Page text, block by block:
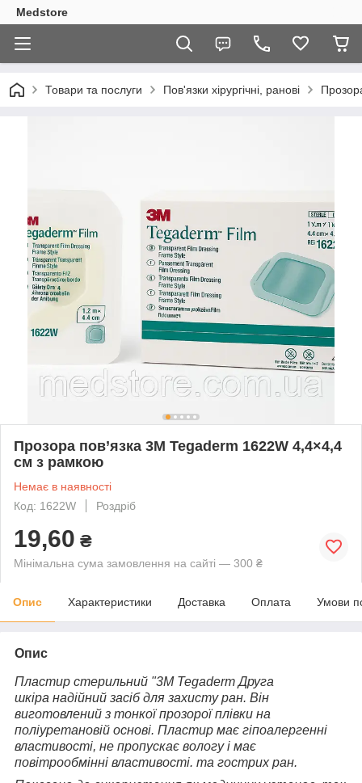
Medstore
Товари та послуги Пов'язки хірургічні, ранові
Прозора пов’язка 3M Tegaderm 1622W 4,4×4,4
см з рамкою
Немає в наявності
Код: 1622W
Роздріб
19,60 ₴
Мінімальна сума замовлення на сайті — 300 ₴
Опис Характеристики Доставка Оплата Умови
Опис
Пластир стерильний "3M Tegaderm Друга
шкіра надійний засіб для захисту ран. Він
виготовлений з тонкої прозорої плівки на
поліуретановій основі. Пластир має гіпоалергенні
властивості, не пропускає вологу і має
повітрообмінні властивості. та гострих ран.